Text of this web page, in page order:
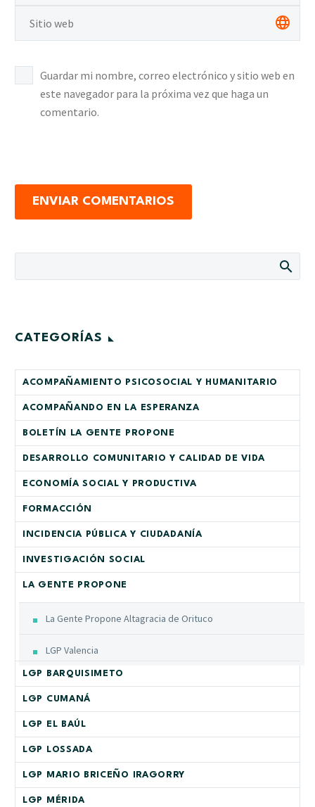
Guardar mi nombre, correo electrónico y sitio web en
este navegador para la próxima vez que haga un
comentario.
ENVIAR COMENTARIOS
CATEGORÍAS
ACOMPAÑAMIENTO PSICOSOCIAL Y HUMANITARIO
ACOMPAÑANDO EN LA ESPERANZA
BOLETÍN LA GENTE PROPONE
DESARROLLO COMUNITARIO Y CALIDAD DE VIDA
ECONOMÍA SOCIAL Y PRODUCTIVA
FORMACCIÓN
INCIDENCIA PÚBLICA Y CIUDADANÍA
INVESTIGACIÓN SOCIAL
LA GENTE PROPONE
La Gente Propone Altagracia de Orituco
LGP Valencia
LGP BARQUISIMETO
LGP CUMANÁ
LGP EL BAÚL
LGP LOSSADA
LGP MARIO BRICEÑO IRAGORRY
LGP MÉRIDA